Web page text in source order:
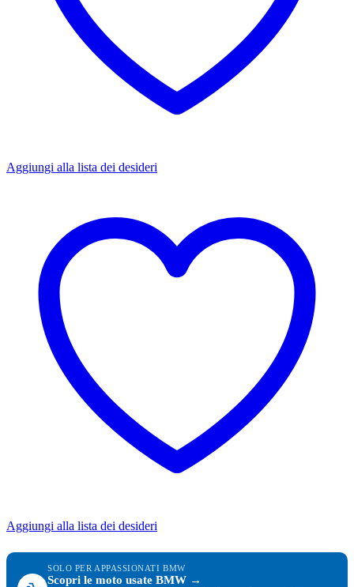
Aggiungi alla lista dei desideri
Aggiungi alla lista dei desideri
SOLO PER APPASSIONATI BMW
Scopri le moto usate BMW →